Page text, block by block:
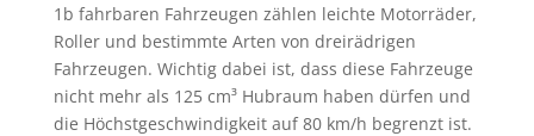
1b fahrbaren Fahrzeugen zählen leichte Motorräder,
Roller und bestimmte Arten von dreirädrigen
Fahrzeugen. Wichtig dabei ist, dass diese Fahrzeuge
nicht mehr als 125 cm³ Hubraum haben dürfen und
die Höchstgeschwindigkeit auf 80 km/h begrenzt ist.